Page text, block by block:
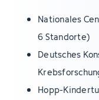
Nationales
6 Standorte)
Deutsches
Hopp-